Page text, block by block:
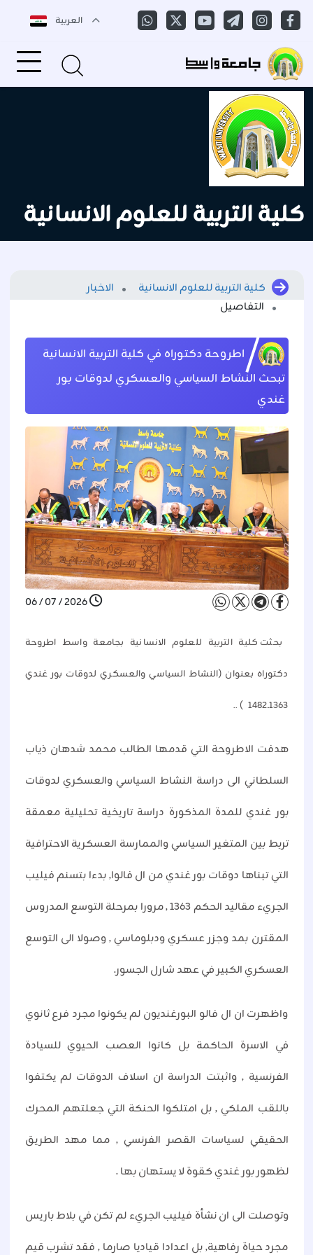
العربية
كلية التربية للعلوم الانسانية
كلية التربية للعلوم الانسانية
الاخبار
التفاصيل
اطروحة دكتوراه في كلية التربية الانسانية
تبحث النشاط السياسي والعسكري لدوقات بور
غندي
2026 / 07 / 06
بحثت كلية التربية للعلوم الانسانية بجامعة واسط اطروحة
دكتوراه بعنوان (النشاط السياسي والعسكري لدوقات بور غندي
1363ـ1482 ) ..
هدفت الاطروحة التي قدمها الطالب محمد شدهان ذياب
السلطاني الى دراسة النشاط السياسي والعسكري لدوقات
بور غندي للمدة المذكورة دراسة تاريخية تحليلية معمقة
تربط بين المتغير السياسي والممارسة العسكرية الاحترافية
التي تبناها دوقات بور غندي من ال فالوا, بدءا بتسنم فيليب
الجريء مقاليد الحكم 1363 , مرورا بمرحلة التوسع المدروس
المقترن بمد وجزر عسكري ودبلوماسي , وصولا الى التوسع
العسكري الكبير في عهد شارل الجسور.
واظهرت ان ال فالو البورغنديون لم يكونوا مجرد فرع ثانوي
في الاسرة الحاكمة بل كانوا العصب الحيوي للسيادة
الفرنسية , واثبتت الدراسة ان اسلاف الدوقات لم يكتفوا
باللقب الملكي , بل امتلكوا الحنكة التي جعلتهم المحرك
الحقيقي لسياسات القصر الفرنسي , مما مهد الطريق
لظهور بور غندي كقوة لا يستهان بها .
وتوصلت الى ان نشأة فيليب الجريء لم تكن في بلاط باريس
مجرد حياة رفاهية, بل اعدادا قياديا صارما , فقد تشرب قيم